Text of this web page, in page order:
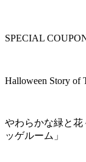
SPECIAL
Halloween Story of
やわらかな緑と花
ッゲルーム」